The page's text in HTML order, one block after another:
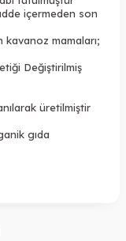
içermeden son
kavanoz mamaları;
Değiştirilmiş
üretilmiştir
gıda